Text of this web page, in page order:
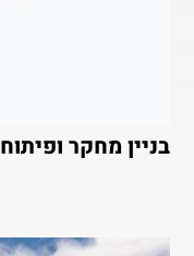
בניין מחקר